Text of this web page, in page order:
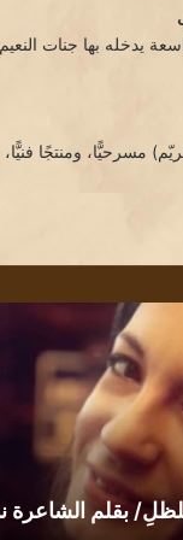
يدخله بها جنات النعيم
مسرحيًّا، ومنتجًا فنيًّا،